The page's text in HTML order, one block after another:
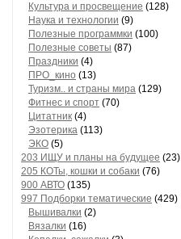
Культура и просвещение (128)
Наука и технологии (9)
Полезные программки (100)
Полезные советы (87)
Праздники (4)
ПРО_кино (13)
Туризм.. и страны мира (129)
Фитнес и спорт (70)
Цитатник (4)
Эзотерика (113)
ЭКО (5)
203 ИЩУ и планы на будущее (23)
205 КОТы, кошки и собаки (76)
900 АВТО (135)
997 Подборки тематические (429)
Вышивалки (2)
Вязалки (16)